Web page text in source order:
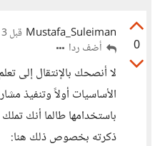
0
Mustafa_Suleiman قبل 3 سنوات
أضف ردا
لا أنصحك بالإنتقال إلى
الأساسيات أولاً وتنفيذ
باستخدامها طالما أنك
ذكرته بخصوص ذلك هنا: